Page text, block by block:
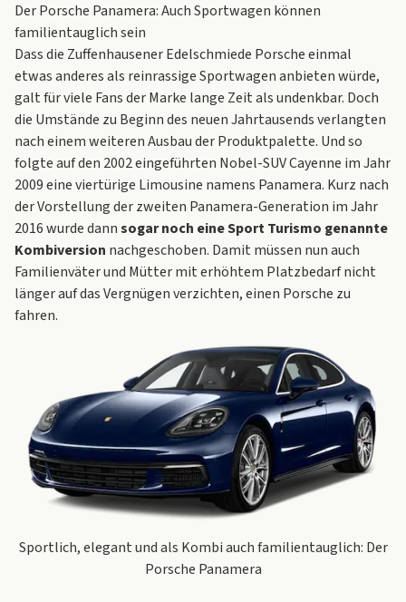
Der Porsche Panamera: Auch Sportwagen können
familientauglich sein
Dass die Zuffenhausener Edelschmiede Porscheeinmal
etwas anderes als reinrassige Sportwagen anbieten würde,
galt für viele Fans der Marke lange Zeit als undenkbar. Doch
die Umstände zu Beginn des neuen Jahrtausends verlangten
nach einem weiteren Ausbau der Produktpalette. Und so
folgte auf den 2002 eingeführten Nobel-SUV Cayenne im Jahr
2009 eine viertürige Limousine namens Panamera. Kurz nach
der Vorstellung der zweiten Panamera-Generation im Jahr
2016 wurde dannsogar noch eine Sport Turismo genannte
Kombiversion nachgeschoben. Damit müssen nun auch
Familienväter und Mütter mit erhöhtem Platzbedarf nicht
länger auf das Vergnügen verzichten, einen Porsche zu
fahren.
Sportlich, elegant und als Kombi auch familientauglich: Der
Porsche Panamera